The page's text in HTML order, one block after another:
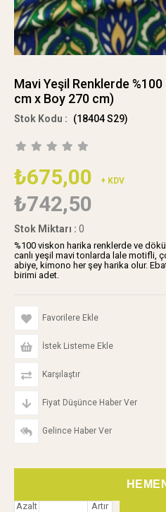
Mavi Yeşil Renklerde
cm x Boy 270 cm)
(18404 S29)
₺675,00 + KDV
₺742,50
Stok Miktarı : 0
%100 viskon harika renklerde ve
canlı yeşil mavi tonlarda lale motifli,
abiye, kimono her şey harika olur.
birimi adet.
Favorilere Ekle
İstek Listeme Ekle
Karşılaştır
Fiyat Düşünce Haber Ver
Gelince Haber Ver
Artır
Azalt